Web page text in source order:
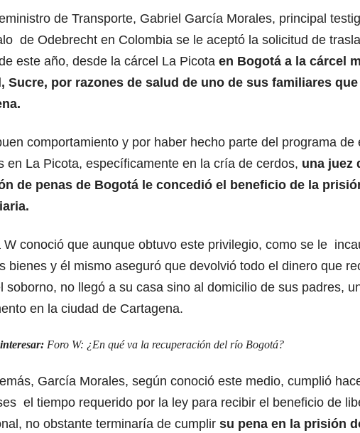
de Transporte, Gabriel García Morales, principal
de Odebrecht en Colombia se le aceptó la solicitud de
este año, desde la cárcel La Picota en Bogotá a la cárcel
Sucre, por razones de salud de uno de sus familiares
comportamiento y por haber hecho parte del programa de
en La Picota, específicamente en la cría de cerdos, una juez
de penas de Bogotá le concedió el beneficio de la
W conoció que aunque obtuvo este privilegio, como se le
bienes y él mismo aseguró que devolvió todo el dinero que
soborno, no llegó a su casa sino al domicilio de sus padres,
en la ciudad de Cartagena.
Foro W: ¿En qué va la recuperación del río Bogotá?
García Morales, según conoció este medio, cumplió
el tiempo requerido por la ley para recibir el beneficio de
no obstante terminaría de cumplir su pena en la prisión